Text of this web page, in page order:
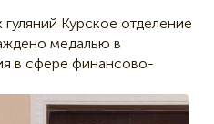
Курское отделение
медалью в
в сфере финансово-